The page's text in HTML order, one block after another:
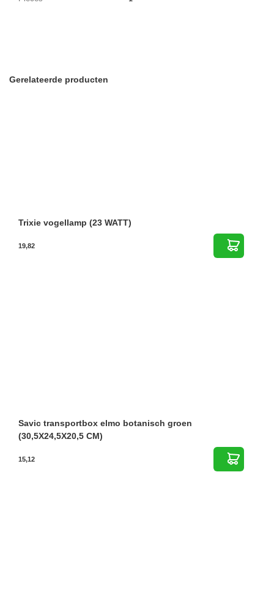
Gerelateerde producten
Trixie vogellamp (23 WATT)
19,82
Savic transportbox elmo botanisch groen
(30,5X24,5X20,5 CM)
15,12